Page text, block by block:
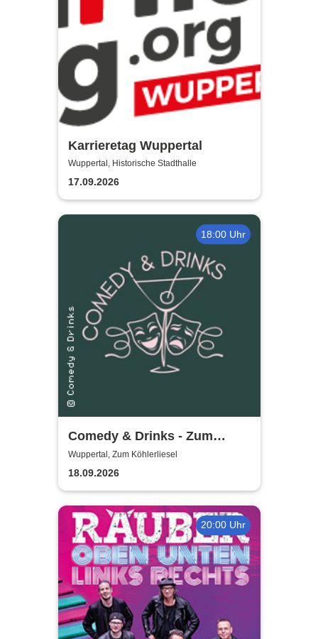
Karrieretag Wuppertal
Wuppertal, Historische Stadthalle
17.09.2026
18:00 Uhr
Comedy & Drinks - Zum
Köhlerliesel
Wuppertal, Zum Köhlerliesel
18.09.2026
20:00 Uhr